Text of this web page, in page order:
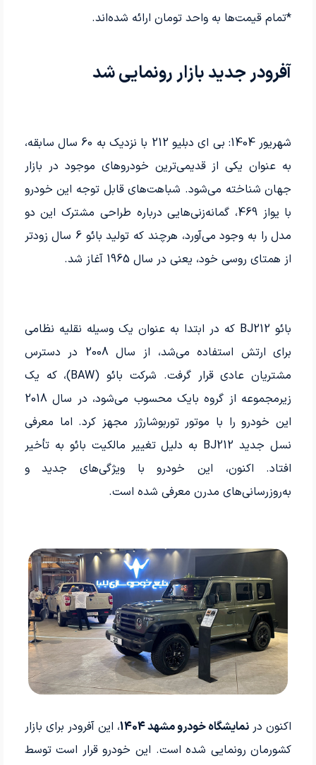
*تمام قیمت‌ها به واحد تومان ارائه شده‌اند.
آفرودر جدید بازار رونمایی شد
شهریور 1404: بی ای دبلیو 212 با نزدیک به 60 سال سابقه،
به عنوان یکی از قدیمی‌ترین خودروهای موجود در بازار
جهان شناخته می‌شود. شباهت‌های قابل توجه این خودرو
با یواز 469، گمانه‌زنی‌هایی درباره طراحی مشترک این دو
مدل را به وجود می‌آورد، هرچند که تولید بائو 6 سال زودتر
از همتای روسی خود، یعنی در سال 1965 آغاز شد.
بائو BJ212 که در ابتدا به عنوان یک وسیله نقلیه نظامی
برای ارتش استفاده می‌شد، از سال 2008 در دسترس
مشتریان عادی قرار گرفت. شرکت بائو (BAW)، که یک
زیرمجموعه از گروه بایک محسوب می‌شود، در سال 2018
این خودرو را با موتور توربوشارژر مجهز کرد. اما معرفی
نسل جدید BJ212 به دلیل تغییر مالکیت بائو به تأخیر
افتاد. اکنون، این خودرو با ویژگی‌های جدید و
به‌روزرسانی‌های مدرن معرفی شده است.
اکنون در نمایشگاه خودرو مشهد 1404
، این آفرودر برای بازار
کشورمان رونمایی شده است. این خودرو قرار است توسط